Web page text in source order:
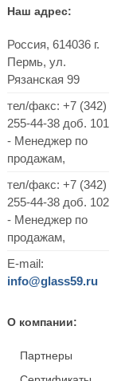
Наш адрес:
Россия, 614036г.
Пермь, ул.
Рязанская 99
тел/факс: +7 (342)
255-44-38доб. 101
- Менеджер по
продажам,
тел/факс: +7 (342)
255-44-38 доб. 102
- Менеджер по
продажам,
E-mail:
info@glass59.ru
О компании:
Партнеры